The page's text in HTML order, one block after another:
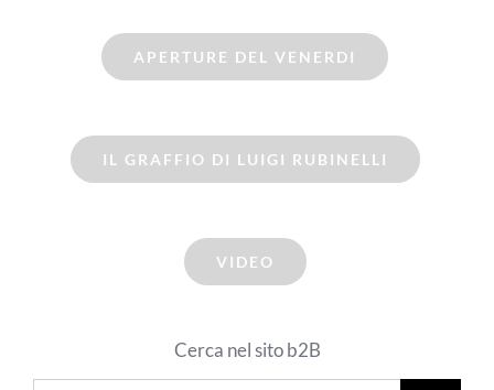
APERTURE DEL VENERDI
IL GRAFFIO DI LUIGI RUBINELLI
VIDEO
Cerca nel sito b2B